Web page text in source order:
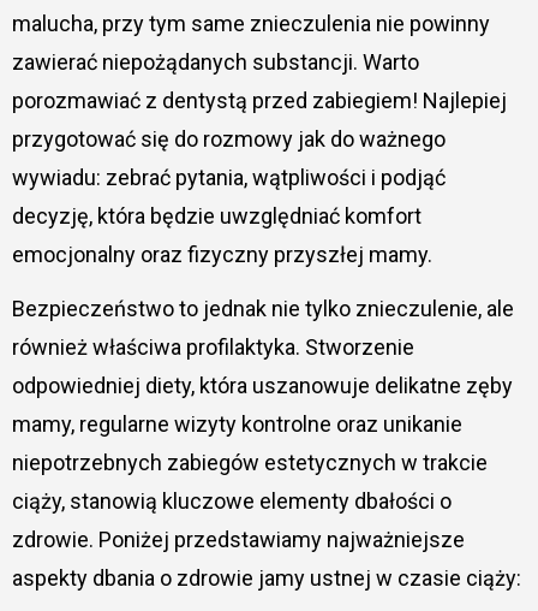
malucha, przy tym same znieczulenia nie powinny
zawierać niepożądanych substancji. Warto
porozmawiać z dentystą przed zabiegiem! Najlepiej
przygotować się do rozmowy jak do ważnego
wywiadu: zebrać pytania, wątpliwości i podjąć
decyzję, która będzie uwzględniać komfort
emocjonalny oraz fizyczny przyszłej mamy.
Bezpieczeństwo to jednak nie tylko znieczulenie, ale
również właściwa profilaktyka. Stworzenie
odpowiedniej diety, która uszanowuje delikatne zęby
mamy, regularne wizyty kontrolne oraz unikanie
niepotrzebnych zabiegów estetycznych w trakcie
ciąży, stanowią kluczowe elementy dbałości o
zdrowie. Poniżej przedstawiamy najważniejsze
aspekty dbania o zdrowie jamy ustnej w czasie ciąży: